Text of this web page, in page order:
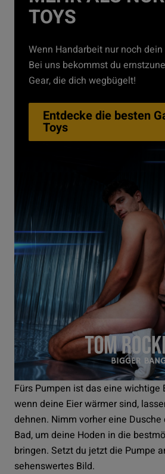
TOYS
Wenn Handarbeit nur noch dein
Bei uns bekommst du
Gear, die dich wegbügelt!
Entdecke die besten
Toys
Fürs Pumpen ist das eine wichtige
wenn deine Eier wärmer sind,
dehnen. Nimm vorher eine
Bad, um deine Hoden in die
bringen. Setzt du jetzt die Pumpe
sehenswertes Bild.